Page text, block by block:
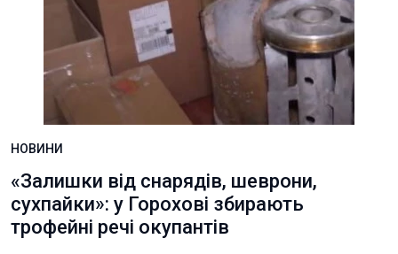
НОВИНИ
«Залишки від снарядів, шеврони,
сухпайки»: у Горохові збирають
трофейні речі окупантів